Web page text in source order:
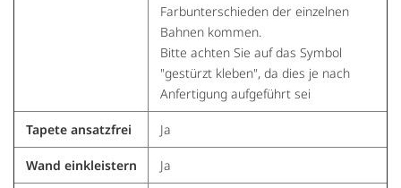
Farbunterschieden der einzelnen
Bahnen kommen.
Bitte achten Sie auf das Symbol
"gestürzt kleben", da dies je nach
Anfertigung aufgeführt sei
Tapete ansatzfrei Ja
Wand einkleistern Ja